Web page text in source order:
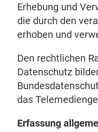
Erhebung und
die durch den
erhoben und
Den rechtlichen
Datenschutz
das
Erfassung